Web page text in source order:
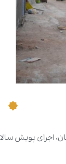
اجرای پویش